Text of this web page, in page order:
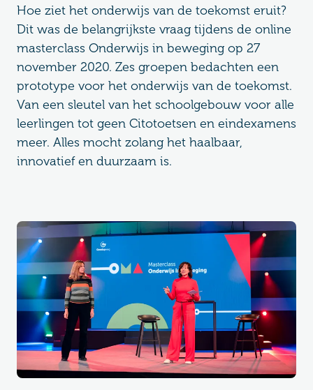
Hoe ziet het onderwijs van de toekomst eruit?
Dit was de belangrijkste vraag tijdens de online
masterclass Onderwijs in beweging op 27
november 2020. Zes groepen bedachten een
prototype voor het onderwijs van de toekomst.
Van een sleutel van het schoolgebouw voor alle
leerlingen tot geen Citotoetsen en eindexamens
meer. Alles mocht zolang het haalbaar,
innovatief en duurzaam is.